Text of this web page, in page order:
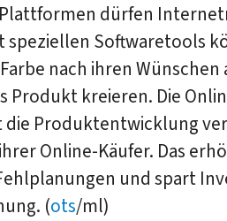
dürfen
speziellen Softwaretools
nach ihren
Produkt kreieren. Die
die Produktentwicklung
Online-Käufer. Das
und spart
(ots/ml)